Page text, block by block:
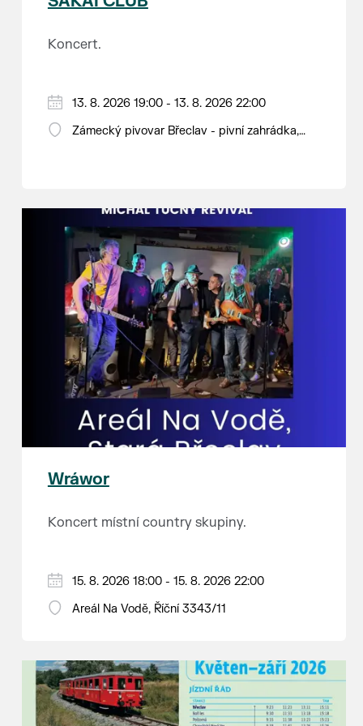
Koncert.
13. 8. 2026 19:00 - 13. 8. 2026 22:00
Zámecký pivovar Břeclav - pivní zahrádka,
Wráwor
Koncert místní country skupiny.
15. 8. 2026 18:00 - 15. 8. 2026 22:00
Areál Na Vodě, Říční 3343/11